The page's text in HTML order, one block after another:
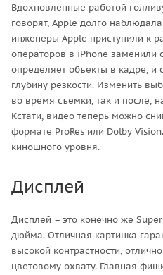
Вдохновленные работой
говорят, Apple долго
инженеры Apple приступили к
операторов в iPhone заменили
определяет объекты в кадре, и
глубину резкости. Изменить
во время съемки, так и после,
Кстати, видео теперь можно
формате ProRes или Dolby
киношного уровня.
Дисплей
Дисплей – это конечно же
дюйма. Отличная картинка
высокой контрастности,
цветовому охвату. Главная